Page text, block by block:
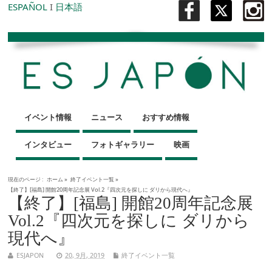
ESPAÑOL I 日本語
イベント情報 ニュース おすすめ情報
インタビュー フォトギャラリー 映画
現在のページ : ホーム » 終了イベント一覧»
【終了】[福島] 開館20周年記念展 Vol.2『四次元を探しに ダリから現代へ』
【終了】[福島] 開館20周年記念展
Vol.2『四次元を探しに ダリから
現代へ』
ESJAPON 20, 9月, 2019 終了イベント一覧